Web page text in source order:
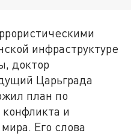
инфраструктуре
доктор
Царьграда
план по
и
Его слова